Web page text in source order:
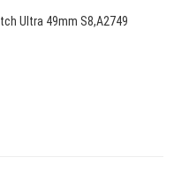
Ultra 49mm S8,A2749